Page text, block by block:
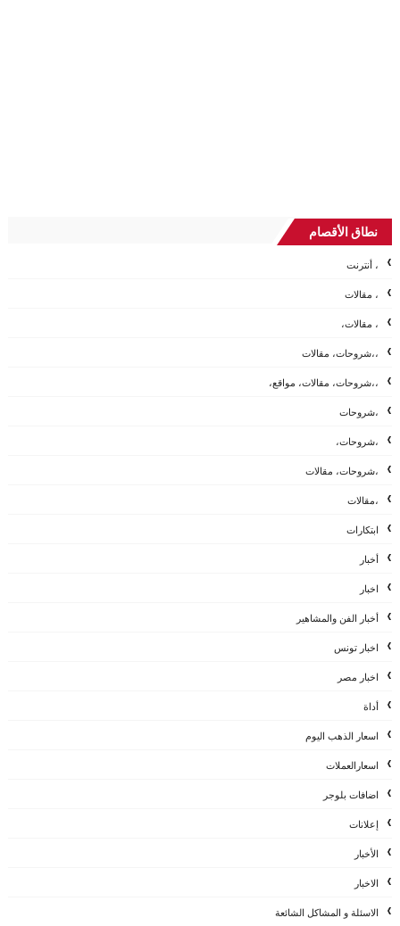
نطاق الأقصام
، أنترنت
، مقالات
، مقالات،
،،شروحات، مقالات
،،شروحات، مقالات، مواقع،
،شروحات
،شروحات،
،شروحات، مقالات
،مقالات
ابتكارات
أخبار
اخبار
أخبار الفن والمشاهير
اخبار تونس
اخبار مصر
أداة
اسعار الذهب اليوم
اسعارالعملات
اضافات بلوجر
إعلانات
الأخبار
الاخبار
الاسئلة و المشاكل الشائعة